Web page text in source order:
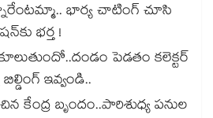
భార్య చాటింగ్ చూసి
భర్త !
పెడతం కలెక్టర్
ఇవ్వండి..
కేంద్ర బృందం..పారిశుధ్య పనుల